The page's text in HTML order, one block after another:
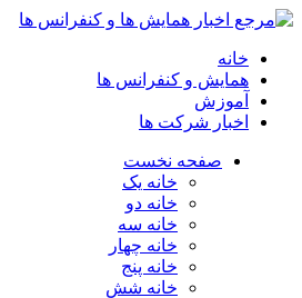
خانه
همایش و کنفرانس ها
آموزش
اخبار شرکت ها
صفحه نخست
خانه یک
خانه دو
خانه سه
خانه چهار
خانه پنج
خانه شش